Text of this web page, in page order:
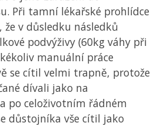
Při tamní lékařské prohlídce
v důsledku následků
podvýživy (60kg váhy při
manuální práce
se cítil velmi trapně, protože
dívali jako na
po celoživotním řádném
důstojníka vše cítil jako